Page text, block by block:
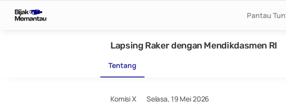
Komisi X Selasa, 19 Mei 2026
Lapsing Raker dengan Mendikdasmen RI
Tentang
Pantau